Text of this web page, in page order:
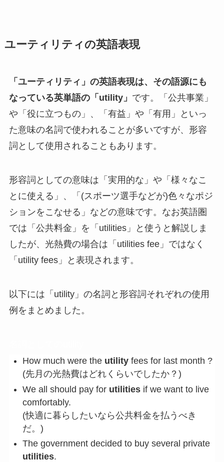
ユーティリティの英語表現
「ユーティリティ」の英語表現は、その語源にも
なっている英単語の「utility」 です。「公共事業」
や「役に立つもの」、「有益」や「有用」といっ
た意味の名詞で使われることが多いですが、形容
詞として使用されることもあります。
形容詞としての意味は「実用的な」や「様々なこ
とに使える」、「(スポーツ選手などが)色々なポジ
ションをこなせる」などの意味です。なお英語圏
では「公共料金」を「utilities」と使うと解説しま
したが、光熱費の場合は「utilities fee」ではなく
「utility fees」と表現されます。
以下には「utility」の名詞と形容詞それぞれの使用
例をまとめました。
How much were the utilityfees for last month ?
(先月の光熱費はどれくらいでしたか？)
We all should pay for utilitiesif we want to live
comfortably.
(快適に暮らしたいなら公共料金を払うべき
だ。)
The government decided to buy several private
utilities.